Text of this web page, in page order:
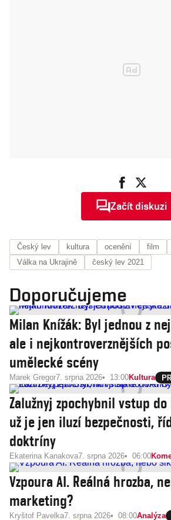
Začít diskuzi
Český lev kultura ocenění film
Válka na Ukrajině
český lev 2021
Doporučujeme
Milan Knížák: Byl jednou z
ale i nejkontroverznějších
umělecké scény
Marek Gregor7. srpna 2026 13:00Kultura
Zalužnyj zpochybnil vstup do
už je jen iluzí bezpečnosti,
doktríny
Ekaterina Kanakova7. srpna 2026 06:00
Vzpoura AI. Reálná hrozba,
marketing?
Kryštof Pavelka7. srpna 2026 08:00Analýza